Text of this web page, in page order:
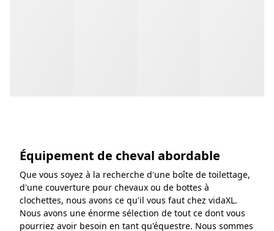
brides, des selles, des balles de jeu pour chevaux en
ligne. Que vous soyez un compétiteur expérimenté ou
un heureux cavalier, nous avons probablement ce que
vous recherchez. Naturellement, tous nos équipements
pour chevaux sont abordables et élégants et se
déclinent en plusieurs modèles, de sorte qu'il y a
quelque chose pour chaque cheval et chaque cavalier.